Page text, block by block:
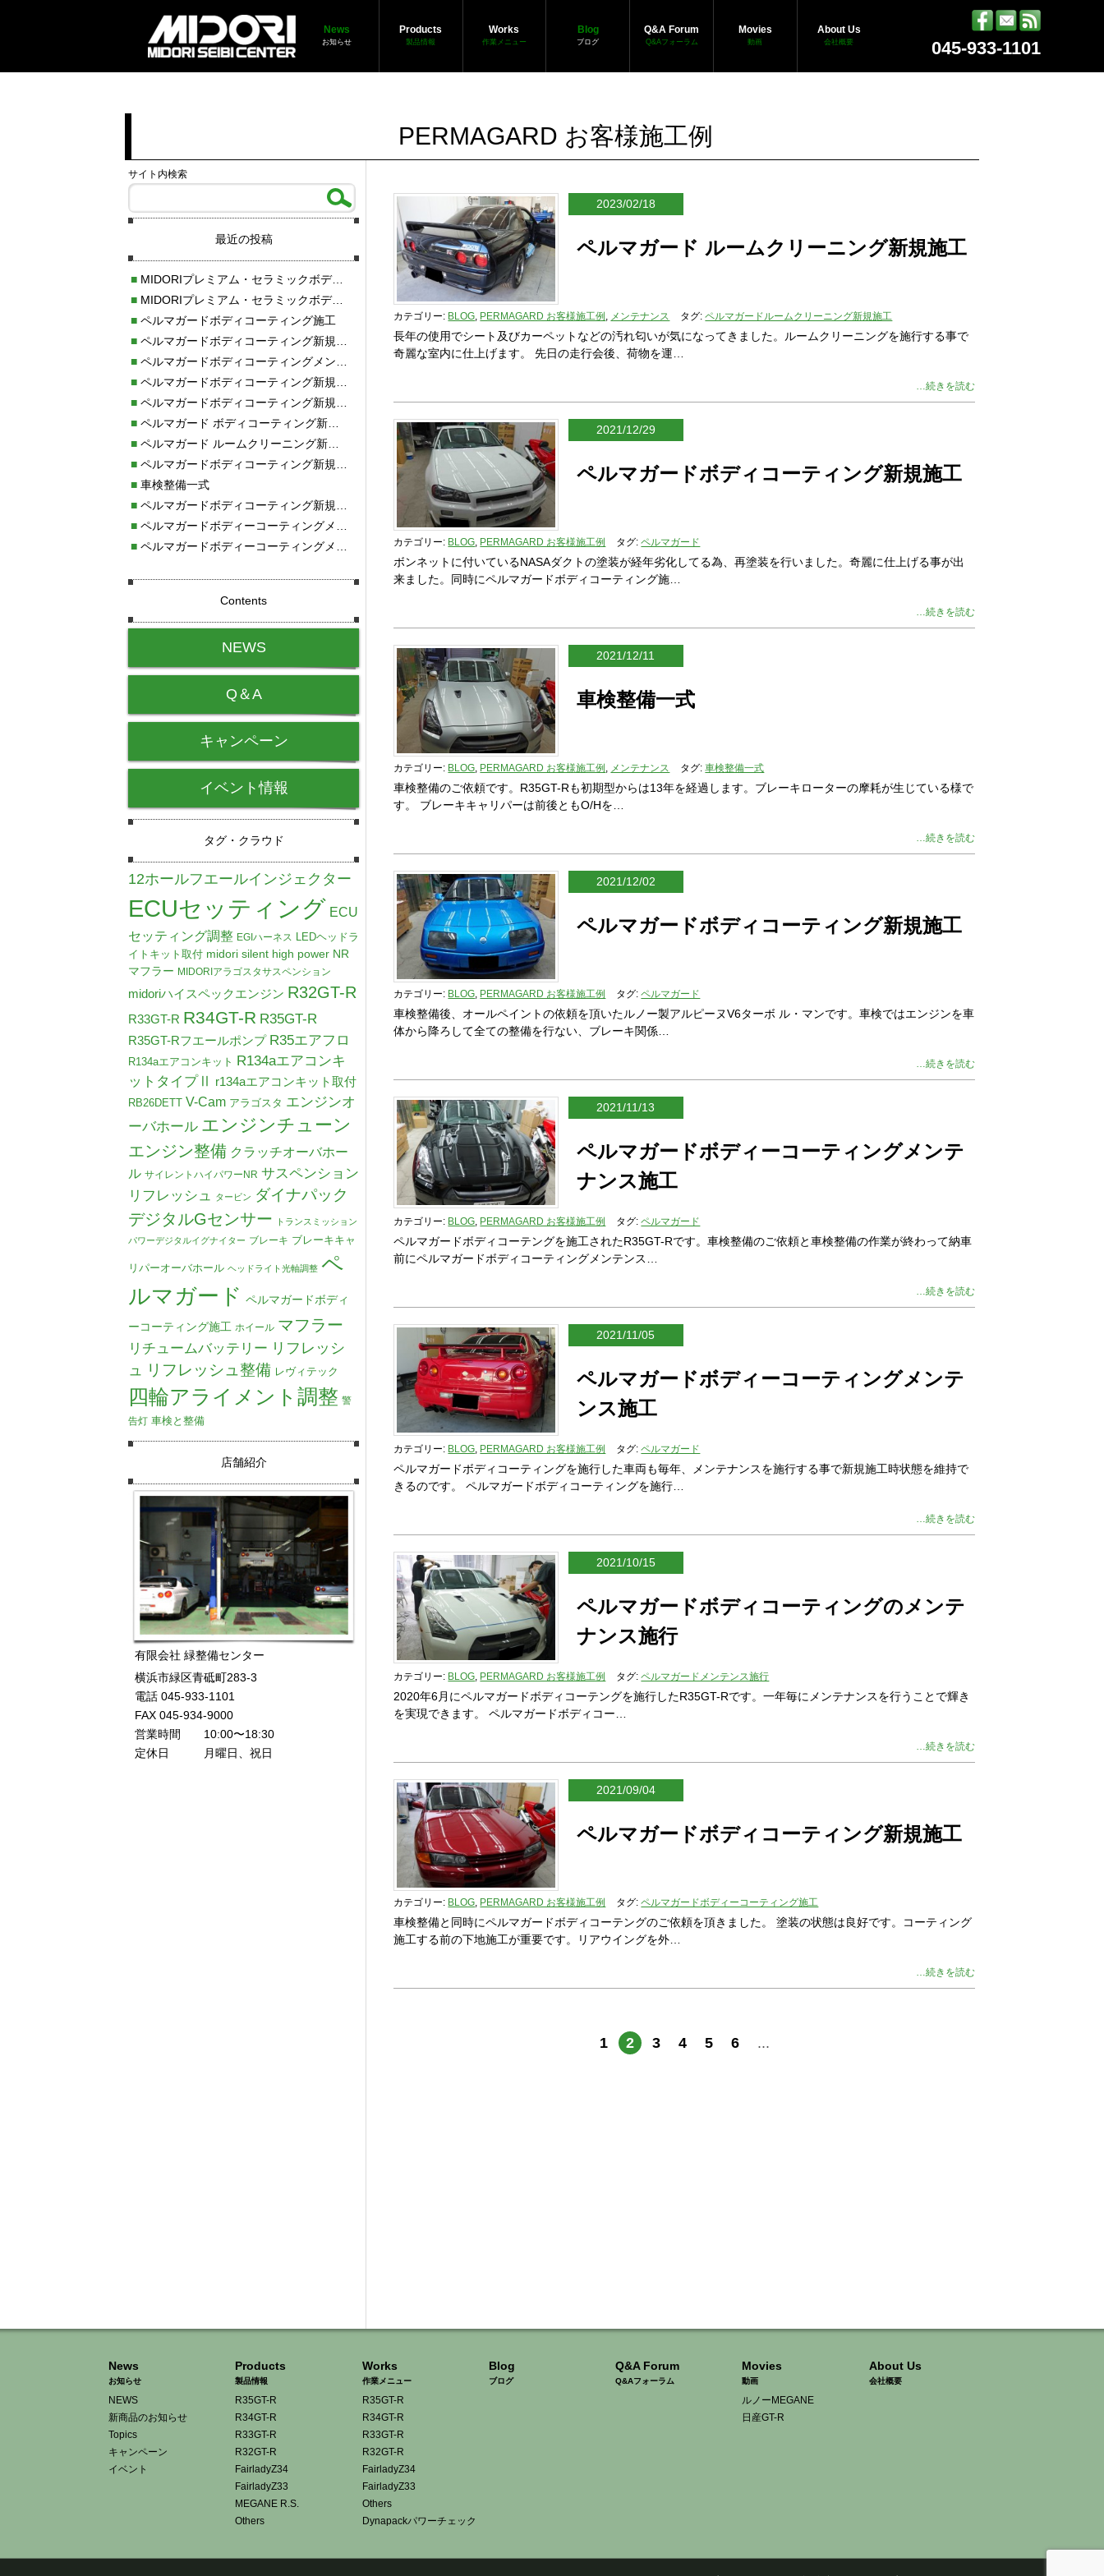
News
お知らせ
Products
製品情報
Works
作業メニュー
Blog
ブログ
Q&A Forum
Q&Aフォーラム
Movies
動画
About Us
会社概要 045-933-1101
PERMAGARD お客様施工例
2023/02/18
ペルマガード ルームクリーニング新規施工
カテゴリー: BLOG, PERMAGARD お客様施工例 , メンテナンス タグ:ペルマガードルームクリーニング新規施工
長年の使用でシート及びカーペットなどの汚れ匂いが気になってきました。ルームクリーニングを施行する事で
奇麗な室内に仕上げます。 先日の走行会後、荷物を運…
…続きを読む
2021/12/29
ペルマガードボディコーティング新規施工
カテゴリー: BLOG, PERMAGARD お客様施工例 タグ:ペルマガード
ボンネットに付いているNASAダクトの塗装が経年劣化してる為、再塗装を行いました。奇麗に仕上げる事が出
来ました。同時にペルマガードボディコーティング施…
…続きを読む
2021/12/11
車検整備一式
カテゴリー: BLOG, PERMAGARD お客様施工例 , メンテナンス タグ:車検整備一式
車検整備のご依頼です。R35GT-Rも初期型からは13年を経過します。ブレーキローターの摩耗が生じている様で
す。 ブレーキキャリパーは前後ともO/Hを…
…続きを読む
2021/12/02
ペルマガードボディコーティング新規施工
カテゴリー: BLOG, PERMAGARD お客様施工例 タグ:ペルマガード
車検整備後、オールペイントの依頼を頂いたルノー製アルピーヌV6ターボ ル・マンです。車検ではエンジンを車
体から降ろして全ての整備を行ない、ブレーキ関係…
…続きを読む
2021/11/13
ペルマガードボディーコーティングメンテ
ナンス施工
カテゴリー: BLOG, PERMAGARD お客様施工例 タグ:ペルマガード
ペルマガードボディコーテングを施工されたR35GT-Rです。車検整備のご依頼と車検整備の作業が終わって納車
前にペルマガードボディコーティングメンテンス…
…続きを読む
2021/11/05
ペルマガードボディーコーティングメンテ
ンス施工
カテゴリー: BLOG, PERMAGARD お客様施工例 タグ:ペルマガード
ペルマガードボディコーティングを施行した車両も毎年、メンテナンスを施行する事で新規施工時状態を維持で
きるのです。 ペルマガードボディコーティングを施行…
…続きを読む
2021/10/15
ペルマガードボディコーティングのメンテ
ナンス施行
カテゴリー: BLOG, PERMAGARD お客様施工例 タグ:ペルマガードメンテンス施行
2020年6月にペルマガードボディコーテングを施行したR35GT-Rです。一年毎にメンテナンスを行うことで輝き
を実現できます。 ペルマガードボディコー…
…続きを読む
2021/09/04
ペルマガードボディコーティング新規施工
カテゴリー: BLOG, PERMAGARD お客様施工例 タグ:ペルマガードボディーコーティング施工
車検整備と同時にペルマガードボディコーテングのご依頼を頂きました。 塗装の状態は良好です。コーティング
施工する前の下地施工が重要です。リアウイングを外…
…続きを読む
1 2 3 4 5 6 ...
サイト内検索
最近の投稿
■MIDORIプレミアム・セラミックボディコーティング施工
■MIDORIプレミアム・セラミックボディコーティング施工
■ペルマガードボディコーティング施工
■ペルマガードボディコーティング新規施工
■ペルマガードボディコーティングメンテナンス施工
■ペルマガードボディコーティング新規施工
■ペルマガードボディコーティング新規施工
■ペルマガード ボディコーティング新規施工
■ペルマガード ルームクリーニング新規施工
■ペルマガードボディコーティング新規施工
■車検整備一式
■ペルマガードボディコーティング新規施工
■ペルマガードボディーコーティングメンテナンス施工
■ペルマガードボディーコーティングメンテンス施工
Contents
NEWS
Q＆A
キャンペーン
イベント情報
タグ・クラウド
12ホールフエールインジェクター
ECUセッティング ECU
セッティング調整 EGIハーネス LEDヘッドラ
イトキット取付 midori silent high power NR
マフラー MIDORIアラゴスタサスペンション
midoriハイスペックエンジン R32GT-R
R33GT-R R34GT-R R35GT-R
R35GT-Rフエールポンプ R35エアフロ
R134aエアコンキット R134aエアコンキ
ットタイプⅡ
r134aエアコンキット取付
RB26DETT V-Cam アラゴスタ エンジンオ
ーバホール エンジンチューン
エンジン整備 クラッチオーバホー
ル サイレントハイパワーNR サスペンション
リフレッシュ
タービン ダイナパック
デジタルGセンサー
トランスミッション
パワーデジタルイグナイター ブレーキ ブレーキキャ
リパーオーバホール ヘッドライト光軸調整 ペ
ルマガード ペルマガードボディ
ーコーティング施工 ホイール マフラー
リチュームバッテリー リフレッシ
ュ
リフレッシュ整備 レヴィテック
四輪アライメント調整 警
告灯 車検と整備
店舗紹介
有限会社 緑整備センター
横浜市緑区青砥町283-3
電話 045-933-1101
FAX 045-934-9000
営業時間 10:00〜18:30
定休日 月曜日、祝日
News
お知らせ
NEWS
新商品のお知らせ
Topics
キャンペーン
イベント
Products
製品情報
R35GT-R
R34GT-R
R33GT-R
R32GT-R
FairladyZ34
FairladyZ33
MEGANE R.S.
Others
Works
作業メニュー
R35GT-R
R34GT-R
R33GT-R
R32GT-R
FairladyZ34
FairladyZ33
Others
Dynapackパワーチェック
Blog
ブログ
Q&A Forum
Q&Aフォーラム
Movies
動画
ルノーMEGANE
日産GT-R
About Us
会社概要